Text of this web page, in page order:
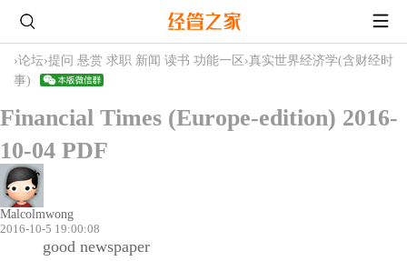
›论坛›提问 悬赏 求职 新闻 读书 功能一区 ›真实世界经济学(含财经时
事)
Financial Times (Europe-edition) 2016-
10-04 PDF
Malcolmwong
2016-10-5 19:00:08
good newspaper